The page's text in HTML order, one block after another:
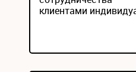
клиентами